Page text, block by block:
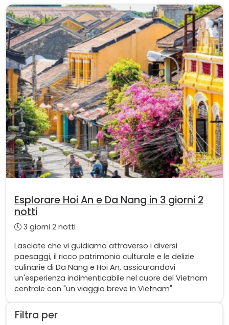
Filtra per
Esplorare Hoi An e Da Nang in 3 giorni 2
notti
3 giorni 2 notti
Lasciate che vi guidiamo attraverso i diversi
paesaggi, il ricco patrimonio culturale e le delizie
culinarie di Da Nang e Hoi An, assicurandovi
un'esperienza indimenticabile nel cuore del Vietnam
centrale con "un viaggio breve in Vietnam"